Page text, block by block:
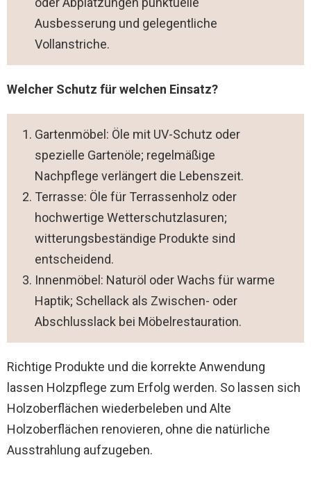
Ausbesserung und gelegentliche
Vollanstriche.
Welcher Schutz für welchen Einsatz?
Gartenmöbel: Öle mit UV-Schutz oder
spezielle Gartenöle; regelmäßige
Nachpflege verlängert die Lebenszeit.
Terrasse: Öle für Terrassenholz oder
hochwertige Wetterschutzlasuren;
witterungsbeständige Produkte sind
entscheidend.
Innenmöbel: Naturöl oder Wachs für warme
Haptik; Schellack als Zwischen- oder
Abschlusslack bei Möbelrestauration.
Richtige Produkte und die korrekte Anwendung
lassen Holzpflege zum Erfolg werden. So lassen sich
Holzoberflächen wiederbeleben und Alte
Holzoberflächen renovieren, ohne die natürliche
Ausstrahlung aufzugeben.